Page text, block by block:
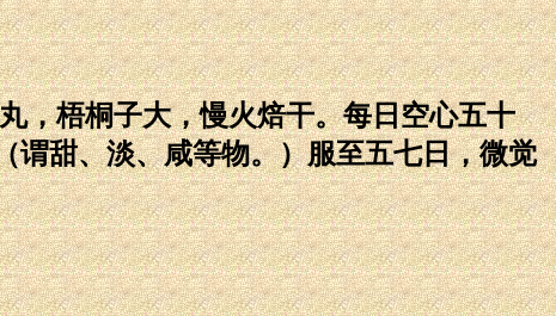
梧桐子大，慢火焙干。每日空心五十
谓甜、淡、咸等物。）服至五七日，微觉